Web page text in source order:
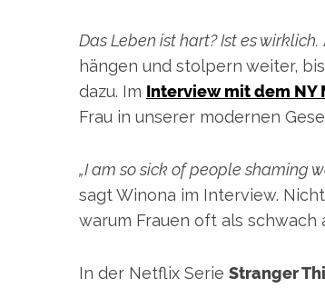
Das Leben ist hart? Ist es wirklich.
hängen und stolpern weiter,
dazu. Im Interview mit dem NY
Frau in unserer modernen
„I am so sick of people shaming
sagt Winona im Interview.
warum Frauen oft als schwach
In der Netflix Serie Stranger